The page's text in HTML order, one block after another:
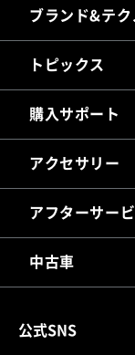
ブランド&テク
トピックス
購入サポート
アクセサリー
アフターサー
中古車
公式SNS